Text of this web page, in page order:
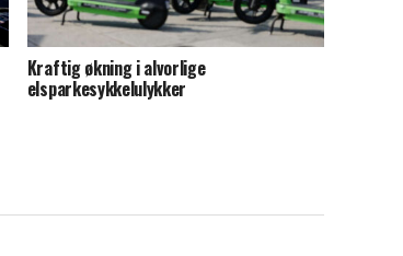
Kraftig økning i alvorlige
elsparkesykkelulykker